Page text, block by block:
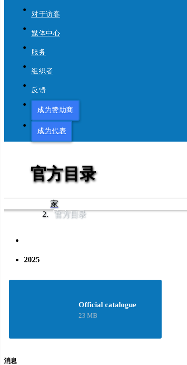
对于访客
媒体中心
服务
组织者
反馈
成为赞助商
成为代表
官方目录
家
官方目录
2025
Official catalogue
23 MB
消息